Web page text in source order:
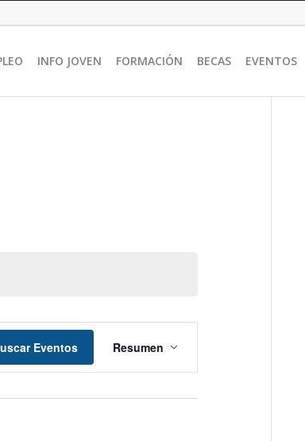
INFO JOVEN FORMACIÓN BECAS EVENTOS
Eventos
de
Evento
Resumen